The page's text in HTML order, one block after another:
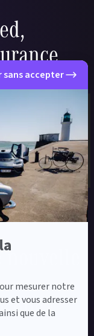
sans accepter
mesurer notre
et vous adresser
que de la
: